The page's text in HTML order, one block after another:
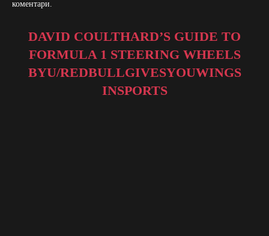
коментари.
DAVID COULTHARD’S GUIDE TO
FORMULA 1 STEERING WHEELS
BYU/REDBULLGIVESYOUWINGS
INSPORTS